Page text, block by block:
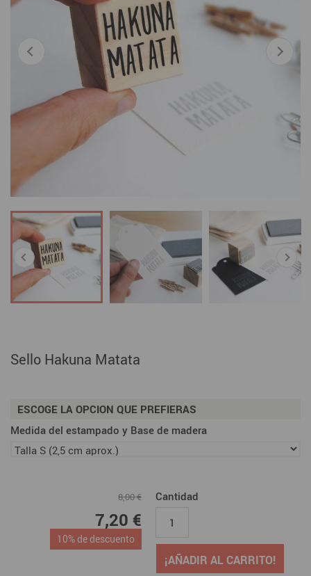
Sello Hakuna Matata
ESCOGE LA OPCION QUE PREFIERAS
Medida del estampado y Base de madera
8,00 €
7,20 €
10% de descuento
Cantidad
¡AÑADIR AL CARRITO!